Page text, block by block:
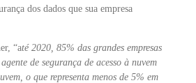
dos dados que sua empresa
“até 2020, 85% das grandes empresas
de segurança de acesso à nuvem
o que representa menos de 5% em